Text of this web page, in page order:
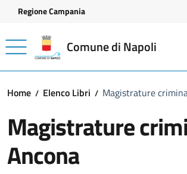
Vai ai contenuti
Vai al footer
Regione Campania
Comune di Napoli
Home Elenco Libri Magistrature
Magistrature
Ancona